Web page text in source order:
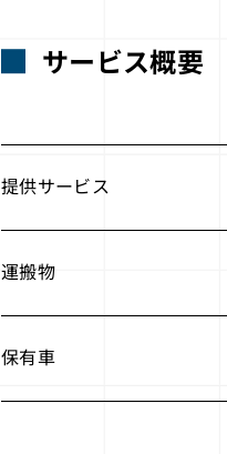
サービス概要
提供サービス
運搬物
保有車